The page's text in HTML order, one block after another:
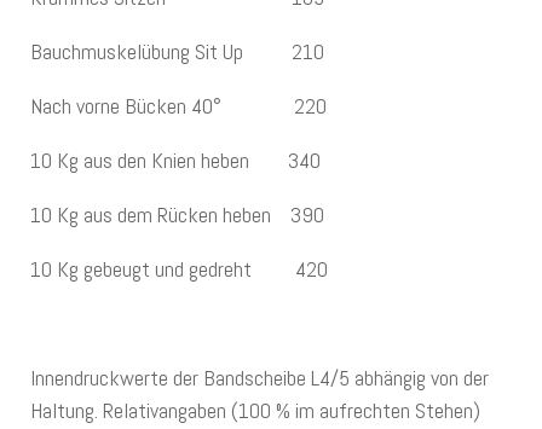
Bauchmuskelübung Sit Up 210
Nach vorne Bücken 40° 220
10 Kg aus den Knien heben 340
10 Kg aus dem Rücken heben 390
10 Kg gebeugt und gedreht 420
Innendruckwerte der Bandscheibe L4/5 abhängig von der
Haltung. Relativangaben (100 % im aufrechten Stehen)